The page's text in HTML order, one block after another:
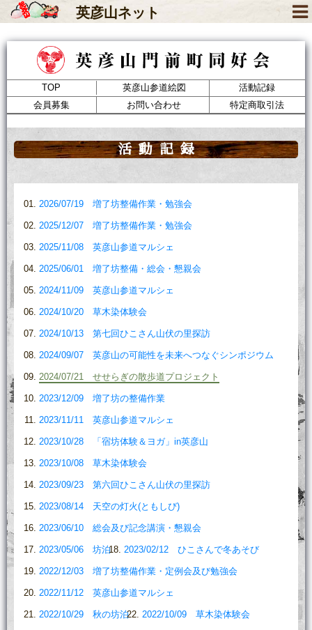
英彦山ネット
TOP 英彦山参道絵図
活動記録
会員募集
お問い合わせ 特定商取引法
活動記録
2026/07/19 増了坊整備作業・勉強会
2025/12/07 増了坊整備作業・勉強会
2025/11/08 英彦山参道マルシェ
2025/06/01 増了坊整備・総会・懇親会
2024/11/09 英彦山参道マルシェ
2024/10/20 草木染体験会
2024/10/13 第七回ひこさん山伏の里探訪
2024/09/07 英彦山の可能性を未来へつなぐシンポジウム
2024/07/21 せせらぎの散歩道プロジェクト
2023/12/09 増了坊の整備作業
2023/11/11 英彦山参道マルシェ
2023/10/28 「宿坊体験＆ヨガ」in英彦山
2023/10/08 草木染体験会
2023/09/23 第六回ひこさん山伏の里探訪
2023/08/14 天空の灯火(ともしび)
2023/06/10 総会及び記念講演・懇親会
2023/05/06 坊泊 2023/02/12 ひこさんで冬あそび
2022/12/03 増了坊整備作業・定例会及び勉強会
2022/11/12 英彦山参道マルシェ
2022/10/29 秋の坊泊 2022/10/09 草木染体験会